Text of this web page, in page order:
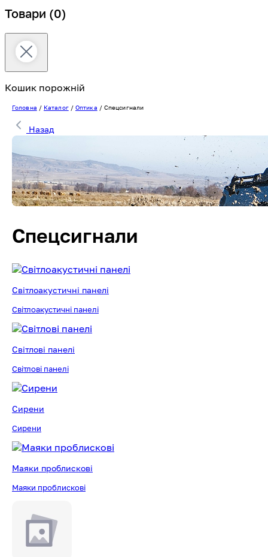
Товари (0)
Кошик порожній
Головна / Каталог/Оптика / Спецсигнали
Назад
Спецсигнали
Світлоакустичні панелі
Світлоакустичні панелі
Cвітлові панелі
Cвітлові панелі
Сирени
Сирени
Маяки проблискові
Маяки проблискові